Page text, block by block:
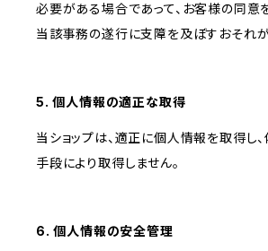
必要がある場合であって、お客様の同意
当該事務の遂行に支障を及ぼすおそれ
5. 個人情報の適正な取得
当ショップは、適正に個人情報を取得し
手段により取得しません。
6. 個人情報の安全管理